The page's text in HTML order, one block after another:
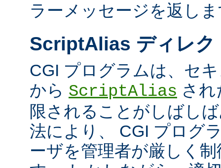
ラーメッセージを返し
ScriptAlias ディレク
CGI プログラムは、セ
から ScriptAlias さ
限されることがしばし
法により、 CGI プログ
ーザを管理者が厳しく